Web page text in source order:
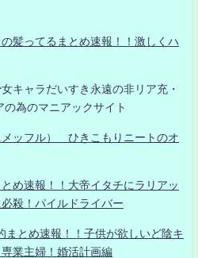
髪ってるまとめ速報！！激しくハ
キャラだいすき永遠の非リア充・
為のマニアックサイト
メッフル） ひきこもりニートのオ
め速報！！大帝イタチにラリアッ
殺！パイルドライバー
まとめ速報！！子供が欲しいど陰キ
業主婦！婚活計画編